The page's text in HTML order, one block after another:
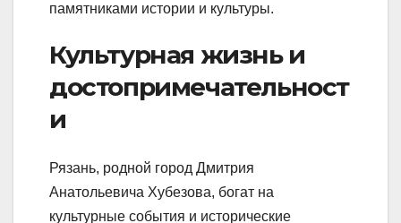
памятниками истории и культуры.
Культурная жизнь и
достопримечательност
и
Рязань, родной город Дмитрия
Анатольевича Хубезова, богат на
культурные события и исторические